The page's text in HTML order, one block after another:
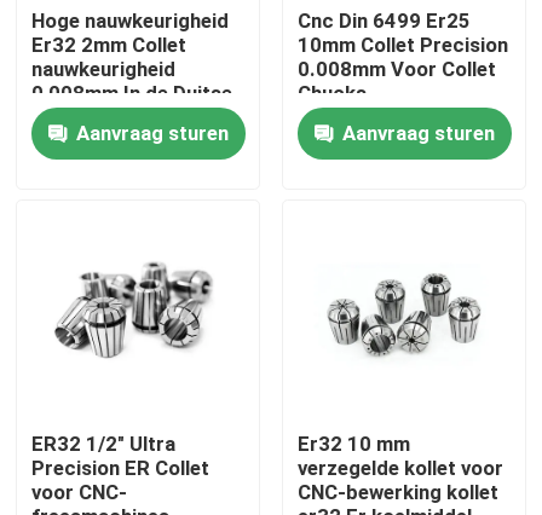
Videos
Fabrieksreis
Hoge nauwkeurigheid
Er32 2mm Collet
nauwkeurigheid
0,008mm In de Duitse
DIN 6499
Specificaties
Aanvraag sturen
Cnc Din 6499 Er25
10mm Collet Precision
0.008mm Voor Collet
Chucks
Aanvraag sturen
ER32 1/2" Ultra
Precision ER Collet
voor CNC-
Er32 10 mm
verzegelde kollet voor
CNC-bewerking kollet